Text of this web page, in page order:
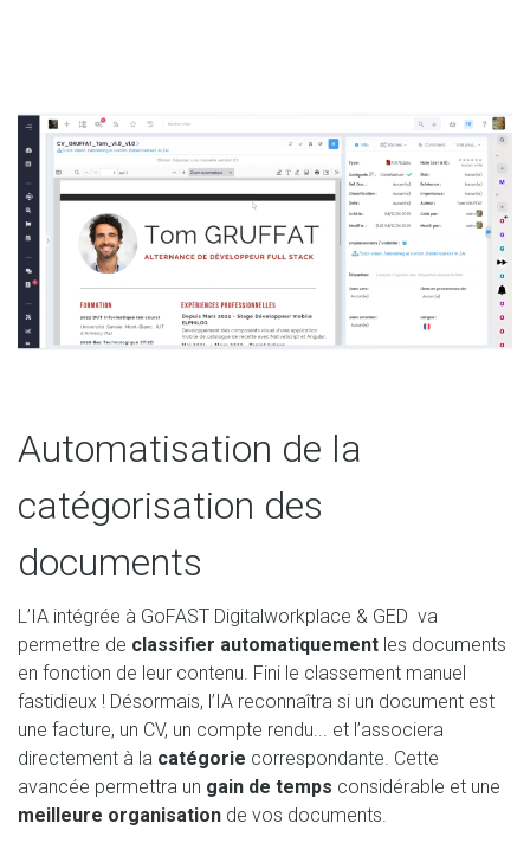
Automatisation de la
catégorisation des
documents
L’IA intégrée à GoFAST Digitalworkplace & GED va
permettre de classifier automatiquement les documents
en fonction de leur contenu. Fini le classement manuel
fastidieux ! Désormais, l’IA reconnaîtra si un document est
une facture, un CV, un compte rendu... et l’associera
directement à la catégorie correspondante. Cette
avancée permettra un gain de temps considérable et une
meilleure organisation de vos documents.